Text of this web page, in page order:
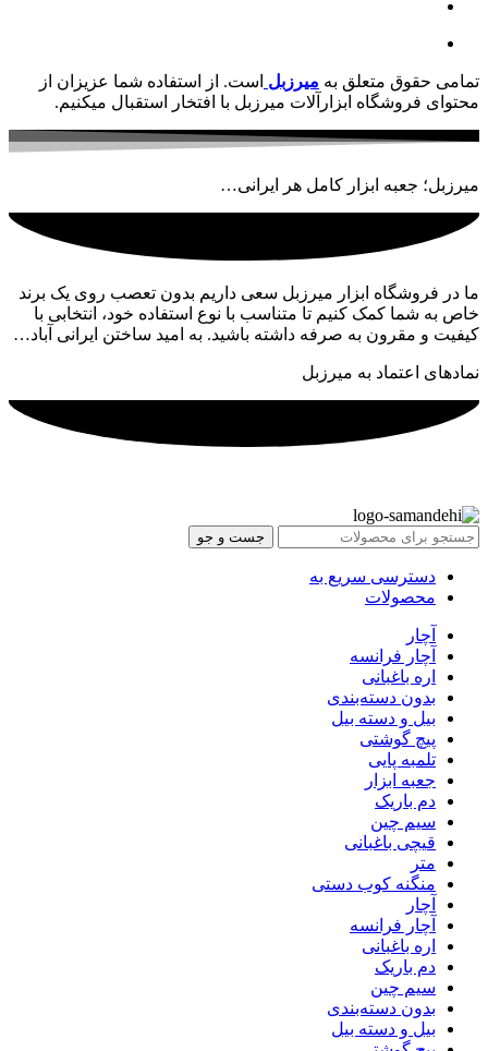
تمامی حقوق متعلق به میرزبل است. از استفاده شما عزیزان از
محتوای فروشگاه ابزارآلات میرزبل با افتخار استقبال میکنیم.
میرزبل؛ جعبه ابزار کامل هر ایرانی…
ما در فروشگاه ابزار میرزبل سعی داریم بدون تعصب روی یک برند
خاص به شما کمک کنیم تا متناسب با نوع استفاده خود، انتخابی با
کیفیت و مقرون به صرفه داشته باشید. به امید ساختن ایرانی آباد…
نمادهای اعتماد به میرزبل
جست و جو
دسترسی سریع به
محصولات
آچار
آچار فرانسه
اره باغبانی
بدون دسته‌بندی
بیل و دسته بیل
پیچ گوشتی
تلمبه پایی
جعبه ابزار
دم باریک
سیم چین
قیچی باغبانی
متر
منگنه کوب دستی
آچار
آچار فرانسه
اره باغبانی
دم باریک
سیم چین
بدون دسته‌بندی
بیل و دسته بیل